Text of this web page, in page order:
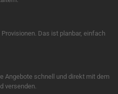
Das ist planbar, einfach
Angebote schnell und direkt mit dem
versenden.